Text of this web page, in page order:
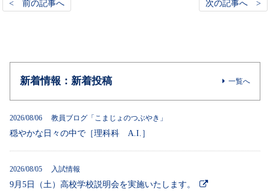
< 前の記事へ 次の記事へ >
新着情報：新着投稿 一覧へ
2026/08/06 教員ブログ「こまじょのつぶやき」
穏やかな日々の中で［理科科 A.I.］
2026/08/05 入試情報
9月5日（土）高校学校説明会を実施いたします。